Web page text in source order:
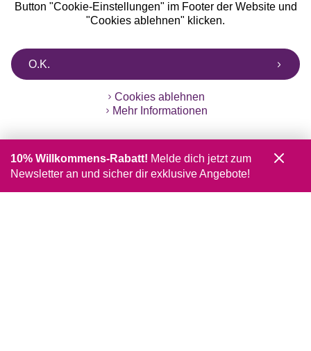
Button "Cookie-Einstellungen" im Footer der Website und
"Cookies ablehnen" klicken.
O.K.
Cookies ablehnen
Mehr Informationen
10% Willkommens-Rabatt! Melde dich jetzt zum
Newsletter an und sicher dir exklusive Angebote!